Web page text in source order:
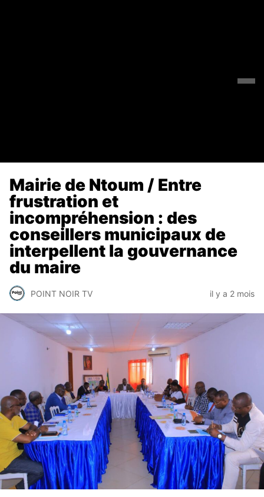
Mairie de Ntoum / Entre
frustration et
incompréhension : des
conseillers municipaux de
interpellent la gouvernance
du maire
POINT NOIR TV il y a 2 mois